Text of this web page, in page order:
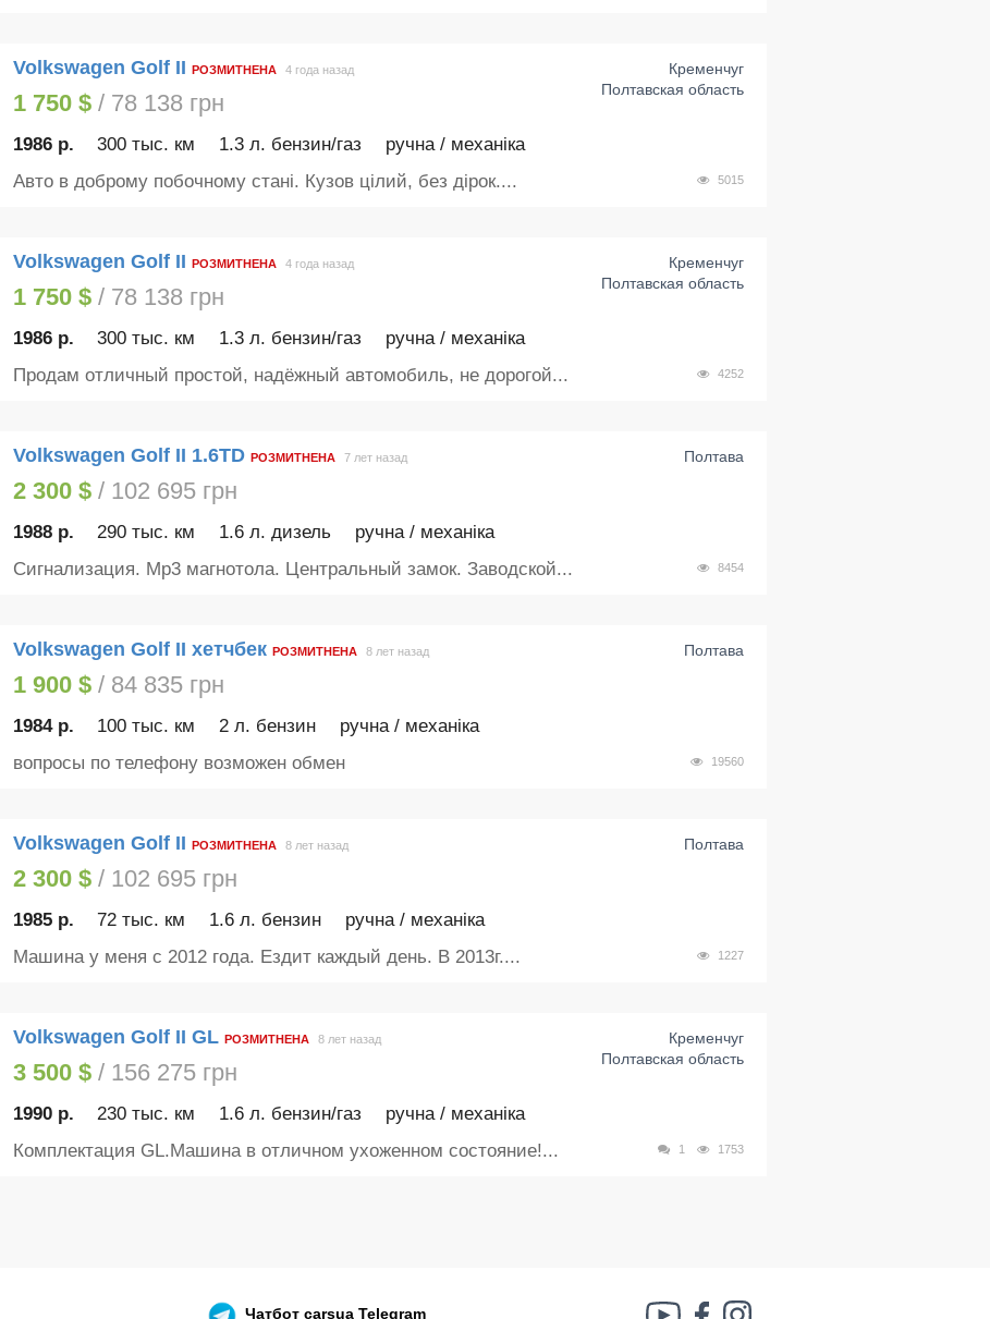
Volkswagen Golf II РОЗМИТНЕНА
Кременчуг
Полтавская область
4 года назад
1 750 $/ 78 138 грн
1986 р. 300 тыс. км 1.3 л. бензин/газ ручна / механіка
5015
Авто в доброму побочному стані. Кузов цілий, без дірок....
Volkswagen Golf II РОЗМИТНЕНА
Кременчуг
Полтавская область
4 года назад
1 750 $/ 78 138 грн
1986 р. 300 тыс. км 1.3 л. бензин/газ ручна / механіка
4252
Продам отличный простой, надёжный автомобиль, не дорогой...
Volkswagen Golf II 1.6TD РОЗМИТНЕНА Полтава
7 лет назад
2 300 $/ 102 695 грн
1988 р. 290 тыс. км 1.6 л. дизель ручна / механіка
8454
Сигнализация. Mp3 магнотола. Центральный замок. Заводской...
Volkswagen Golf II хетчбек РОЗМИТНЕНА Полтава
8 лет назад
1 900 $/ 84 835 грн
1984 р. 100 тыс. км 2 л. бензин ручна / механіка
19560
вопросы по телефону возможен обмен
Volkswagen Golf II РОЗМИТНЕНА Полтава
8 лет назад
2 300 $/ 102 695 грн
1985 р. 72 тыс. км 1.6 л. бензин ручна / механіка
1227
Машина у меня с 2012 года. Ездит каждый день. В 2013г....
Volkswagen Golf II GL РОЗМИТНЕНА
Кременчуг
Полтавская область
8 лет назад
3 500 $/ 156 275 грн
1990 р. 230 тыс. км 1.6 л. бензин/газ ручна / механіка
1 1753
Комплектация GL.Машина в отличном ухоженном состояние!...
Чатботcarsua Telegram